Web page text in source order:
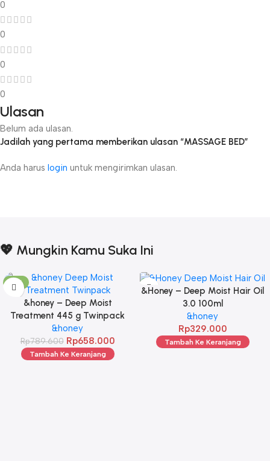
0
0
0
0
Ulasan
Belum ada ulasan.
Jadilah yang pertama memberikan ulasan “MASSAGE BED”
Anda harus login untuk mengirimkan ulasan.
💖 Mungkin Kamu Suka Ini
-17%
&honey – Deep Moist
Treatment 445 g Twinpack
&honey
Rp789.600 Rp658.000
Tambah Ke Keranjang
&Honey – Deep Moist Hair Oil
3.0 100ml
&honey
Rp329.000
Tambah Ke Keranjang